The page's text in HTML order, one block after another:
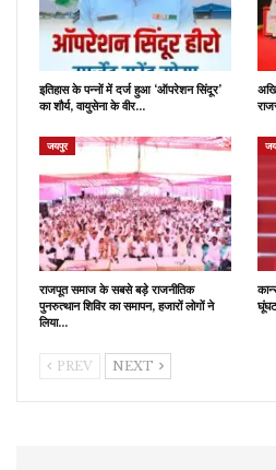
इतिहास के पन्नों में दर्ज हुआ ‘ऑपरेशन सिंदूर’
का शौर्य, वायुसेना के वीर…
जयपुर
राजपूत समाज के सबसे बड़े राजनीतिक
पुनरुत्थान शिविर का समापन, हजारों लोगों ने
लिया…
घूंघट
PREV NEXT